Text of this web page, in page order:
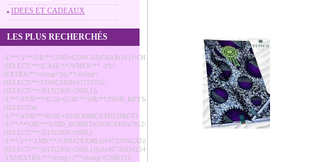
IDEES ET CADEAUX
LES PLUS RECHERCHÉS
-1/**/')/**/OR/**/2563=CONCAT(CHAR(101)+CHAR(74)+CHAR(81)+CHAR(103),
(SELECT/**/(CASE/**/WHEN/** -1%!
(EXTRA/**/string='))),/**/string=
(SELECT/**/CONCAT(0x41725755,
(SELECT/**/(ELT(2836=2836,1))
-1/**/AND/**/6538=6538/**/OR/**/JSON_KEYS((SELECT/**/CONVERT((SELECT/**/
(SELECT/ac
-1/**/AND/**/6538'='6538')OR(CAST(CHR(76)
-1/**/**/OR/**/GTID_SUBSET(CONCAT(0x79524850,
(SELECT/**/(ELT(2836=2836,1
-1/**/)/**/AND/**/UPDATEXML(5947,CONCAT(0x77724933,
(SELECT/**/(ELT(2836=2836,1))),0x46735634),5431)#
-1%!(EXTRA/**/string=,/**/string=(CHR(112